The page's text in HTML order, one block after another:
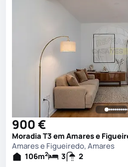
900 €
Moradia T3 em Amares e
Amares e Figueiredo, Amares
106m2 3 2